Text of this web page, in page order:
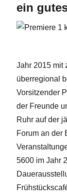
ein
Jahr 2015 mit
überregional
Vorsitzender
der Freunde
Ruhr auf der
Forum an der
5600 im Jahr